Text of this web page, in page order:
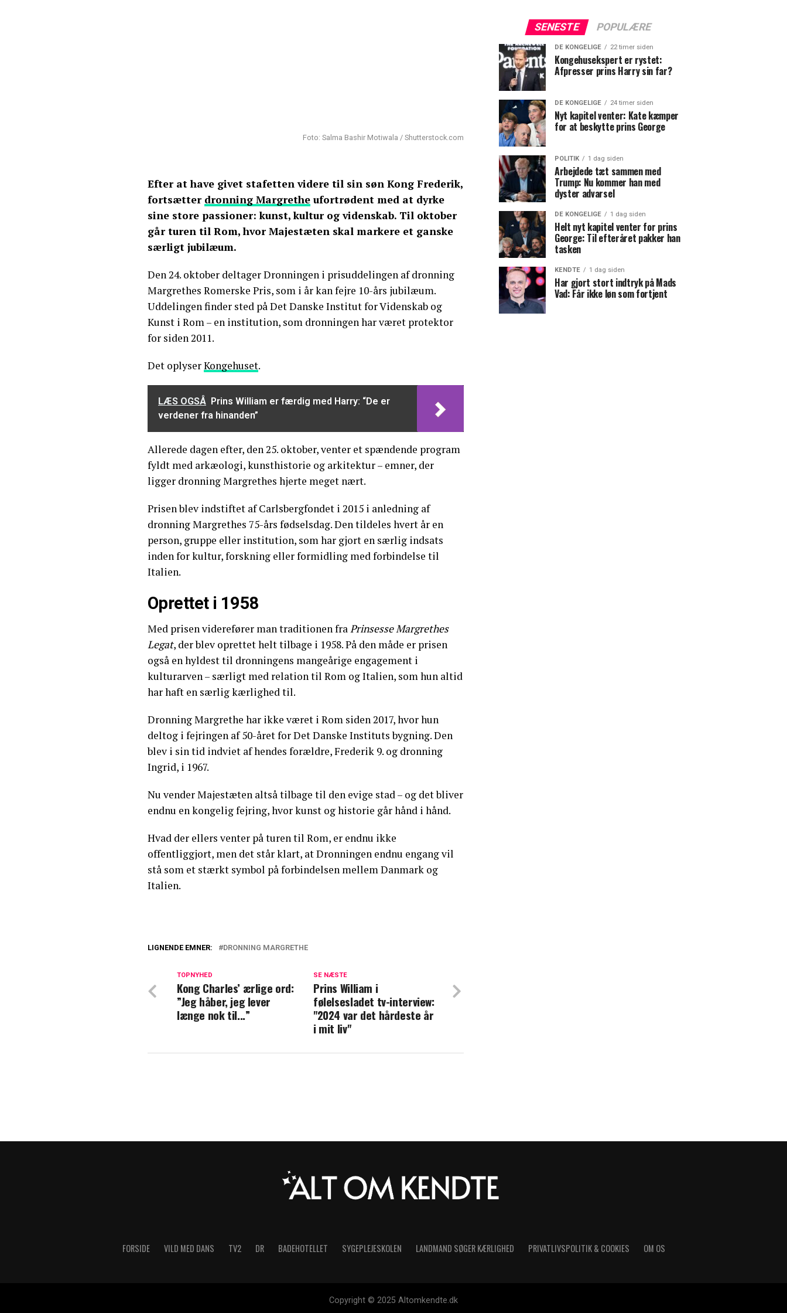
Foto: Salma Bashir Motiwala / Shutterstock.com
Efter at have givet stafetten videre til sin søn Kong Frederik,
fortsætter dronning Margrethe ufortrødent med at dyrke
sine store passioner: kunst, kultur og videnskab. Til oktober
går turen til Rom, hvor Majestæten skal markere et ganske
særligt jubilæum.
Den 24. oktober deltager Dronningen i prisuddelingen af dronning
Margrethes Romerske Pris, som i år kan fejre 10-års jubilæum.
Uddelingen finder sted på Det Danske Institut for Videnskab og
Kunst i Rom – en institution, som dronningen har været protektor
for siden 2011.
Det oplyserKongehuset.
LÆS OGSÅ Prins William er færdig med Harry: “De er
verdener fra hinanden”
Allerede dagen efter, den 25. oktober, venter et spændende program
fyldt med arkæologi, kunsthistorie og arkitektur – emner, der
ligger dronning Margrethes hjerte meget nært.
Prisen blev indstiftet af Carlsbergfondet i 2015 i anledning af
dronning Margrethes 75-års fødselsdag. Den tildeles hvert år en
person, gruppe eller institution, som har gjort en særlig indsats
inden for kultur, forskning eller formidling med forbindelse til
Italien.
Oprettet i 1958
Med prisen viderefører man traditionen fraPrinsesse Margrethes
Legat, der blev oprettet helt tilbage i 1958. På den måde er prisen
også en hyldest til dronningens mangeårige engagement i
kulturarven – særligt med relation til Rom og Italien, som hun altid
har haft en særlig kærlighed til.
Dronning Margrethe har ikke været i Rom siden 2017, hvor hun
deltog i fejringen af 50-året for Det Danske Instituts bygning. Den
blev i sin tid indviet af hendes forældre, Frederik 9. og dronning
Ingrid, i 1967.
Nu vender Majestæten altså tilbage til den evige stad – og det bliver
endnu en kongelig fejring, hvor kunst og historie går hånd i hånd.
Hvad der ellers venter på turen til Rom, er endnu ikke
offentliggjort, men det står klart, at Dronningen endnu engang vil
stå som et stærkt symbol på forbindelsen mellem Danmark og
Italien.
Dronning Margrethe giver flere millioner kroner væk: Det
er de gået til
LIGNENDE EMNER: DRONNING MARGRETHE
SE NÆSTE
Prins William i
følelsesladet tv-interview:
"2024 var det hårdeste år
i mit liv"
TOPNYHED
Kong Charles’ ærlige ord:
”Jeg håber, jeg lever
længe nok til...”
SENESTE POPULÆRE
DE KONGELIGE 22 timer siden
Kongehusekspert er rystet:
Afpresser prins Harry sin far?
DE KONGELIGE 24 timer siden
Nyt kapitel venter: Kate kæmper
for at beskytte prins George
POLITIK 1 dag siden
Arbejdede tæt sammen med
Trump: Nu kommer han med
dyster advarsel
DE KONGELIGE 1 dag siden
Helt nyt kapitel venter for prins
George: Til efteråret pakker han
tasken
KENDTE 1 dag siden
Har gjort stort indtryk på Mads
Vad: Får ikke løn som fortjent
FORSIDE VILD MED DANS TV2 DR BADEHOTELLET SYGEPLEJESKOLEN LANDMAND SØGER KÆRLIGHED PRIVATLIVSPOLITIK & COOKIES OM OS
Copyright © 2025 Altomkendte.dk